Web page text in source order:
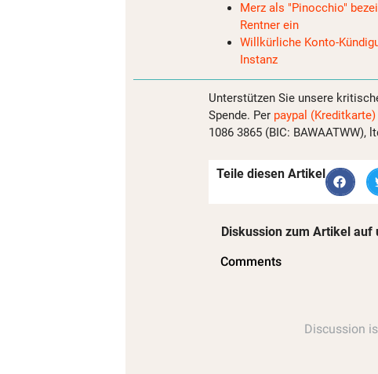
Merz als "Pinocchio"
Rentner ein
Willkürliche Konto-
Instanz
Unterstützen Sie unsere
Spende. Per paypal (Kreditkarte)
1086 3865 (BIC: BAWAATWW),
Teile diesen Artikel
Diskussion zum Artikel auf